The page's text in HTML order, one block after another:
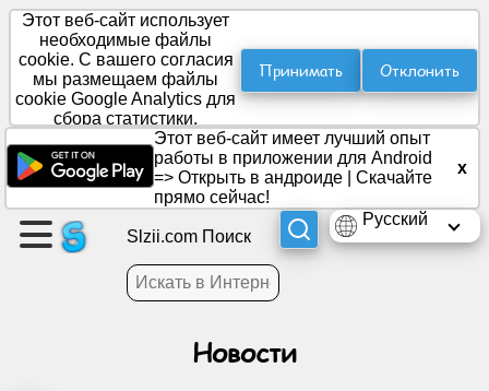
Создать
страницу
Создать
группу
Этот веб-сайт использует
необходимые файлы
cookie. С вашего согласия
мы размещаем файлы
cookie Google Analytics для
сбора статистики.
Принимать Отклонить
Этот веб-сайт имеет лучший опыт
работы в приложении для Android
=> Открыть в андроиде
Скачайте
прямо сейчас!
x
Русский
Slzii.com Поиск
Новости